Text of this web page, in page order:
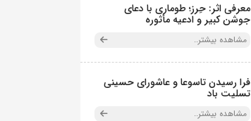
معرفی اثر: حِرز؛ طوماری با دعای
جوشن کبیر و ادعیه مأثوره
مشاهده بیشتر..
فرا رسیدن تاسوعا و عاشورای حسینی
تسلیت باد
مشاهده بیشتر..